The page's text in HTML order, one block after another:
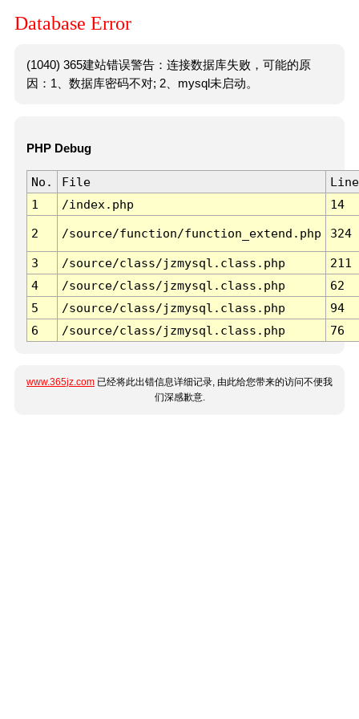
Database Error
(1040) 365建站错误警告：连接数据库失败，可能的原
因：1、数据库密码不对; 2、mysql未启动。
PHP Debug
No. File
Line
1
/index.php 14
2 /source/function/function_extend.php 324
3 /source/class/jzmysql.class.php
211
4
/source/class/jzmysql.class.php
62
5
/source/class/jzmysql.class.php
94
6
/source/class/jzmysql.class.php 76
www.365jz.com 已经将此出错信息详细记录, 由此给您带来的访问不便我
们深感歉意.